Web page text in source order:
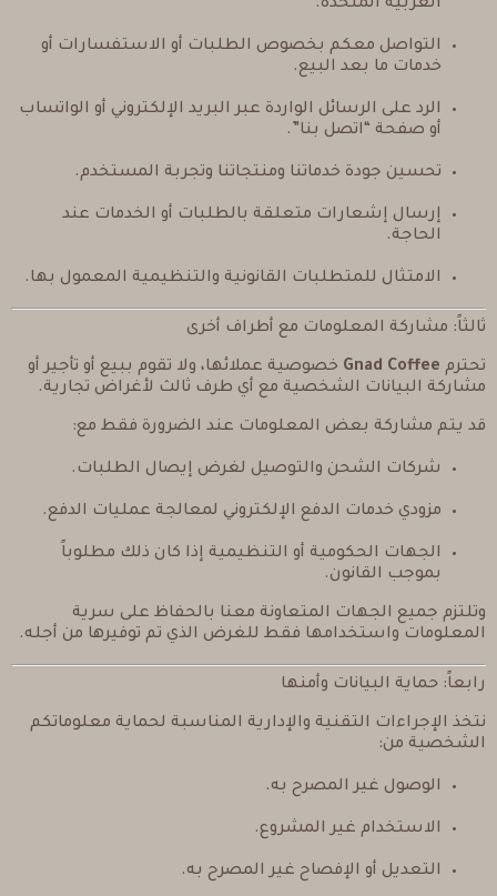
العربية المتحدة.
التواصل معكم بخصوص الطلبات أو الاستفسارات أو
خدمات ما بعد البيع.
الرد على الرسائل الواردة عبر البريد الإلكتروني أو الواتساب
أو صفحة “اتصل بنا”.
تحسين جودة خدماتنا ومنتجاتنا وتجربة المستخدم.
إرسال إشعارات متعلقة بالطلبات أو الخدمات عند
الحاجة.
الامتثال للمتطلبات القانونية والتنظيمية المعمول بها.
ثالثاً: مشاركة المعلومات مع أطراف أخرى
تحترم Gnad Coffee خصوصية عملائها، ولا تقوم ببيع أو تأجير أو
مشاركة البيانات الشخصية مع أي طرف ثالث لأغراض تجارية.
قد يتم مشاركة بعض المعلومات عند الضرورة فقط مع:
شركات الشحن والتوصيل لغرض إيصال الطلبات.
مزودي خدمات الدفع الإلكتروني لمعالجة عمليات الدفع.
الجهات الحكومية أو التنظيمية إذا كان ذلك مطلوباً
بموجب القانون.
وتلتزم جميع الجهات المتعاونة معنا بالحفاظ على سرية
المعلومات واستخدامها فقط للغرض الذي تم توفيرها من أجله.
رابعاً: حماية البيانات وأمنها
نتخذ الإجراءات التقنية والإدارية المناسبة لحماية معلوماتكم
الشخصية من:
الوصول غير المصرح به.
الاستخدام غير المشروع.
التعديل أو الإفصاح غير المصرح به.